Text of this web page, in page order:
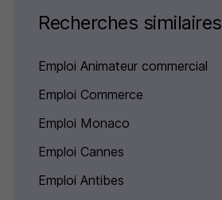
Recherches similaires
Emploi Animateur commercial
Emploi Commerce
Emploi Monaco
Emploi Cannes
Emploi Antibes